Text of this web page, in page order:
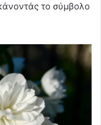
το σύμβολο